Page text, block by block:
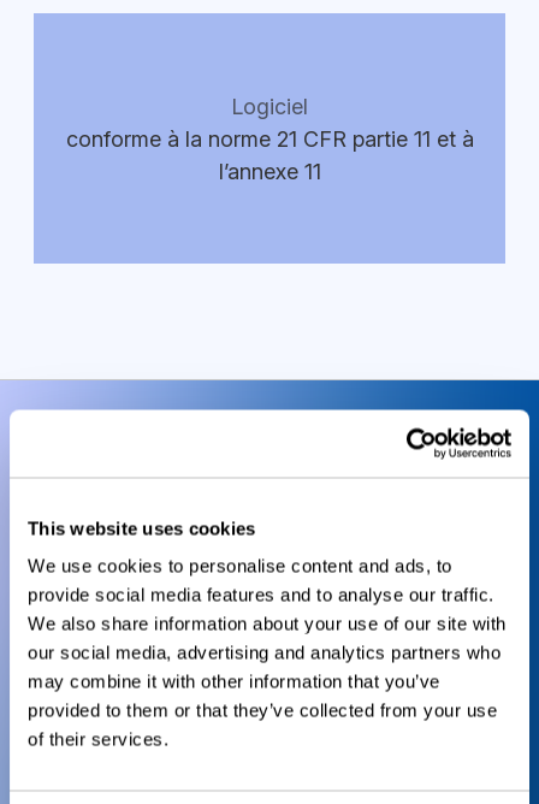
This website uses cookies
We use cookies to personalise content and ads, to
provide social media features and to analyse our traffic.
We also share information about your use of our site with
our social media, advertising and analytics partners who
may combine it with other information that you’ve
provided to them or that they’ve collected from your use
of their services.
Logiciel
conforme à la norme 21 CFR partie 11 et à
l’annexe 11
L’analyseur d’espace de tête FMS-Water
L’analyseur d’espace de tête FMS-Water